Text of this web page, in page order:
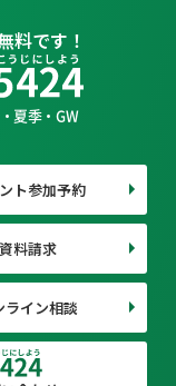
料です！
夏季・GW
ト参加予約
資料請求
ライン相談